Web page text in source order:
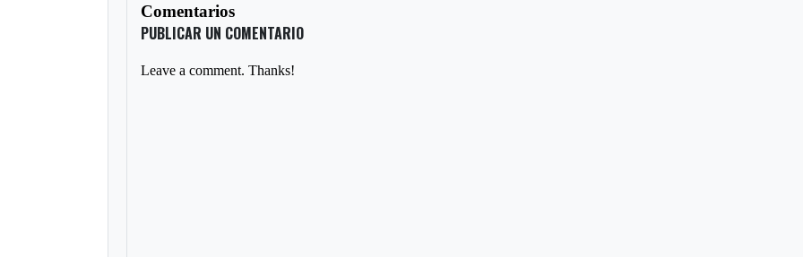
Comentarios
PUBLICAR UN COMENTARIO
Leave a comment. Thanks!